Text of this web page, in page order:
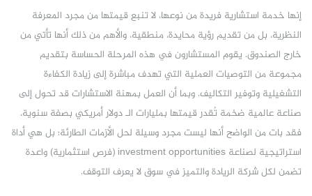
إنها خدمة استشارية فريدة من نوعها، لا تنبع قيمتها من مجرد المعرفة
النظرية، بل من تقديم رؤية محايدة، منطقية، والأهم من ذلك أنها تأتي من
خارج الصندوق. يقوم المستشارون في هذه المرحلة الحساسة بتقديم
مجموعة من التوصيات العملية التي تهدف مباشرة إلى زيادة الكفاءة
التشغيلية وتوفير التكاليف. وبما أن العمل بمهنة الاستشارات قد تحول إلى
صناعة عالمية ضخمة تُقدر قيمتها بمليارات الـ دولار أمريكي بصفة سنوية،
فقد بات من الواضح أنها ليست مجرد وسيلة لحل الأزمات الطارئة؛ بل هي أداة
استراتيجية لصناعة investment opportunities (فرص استثمارية) واعدة
تضمن لكل شركة الريادة والتميز في سوق لا يعرف التوقف.